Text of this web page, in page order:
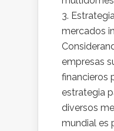
mercados
empresas
financieros
estrategia
diversos
mundial es